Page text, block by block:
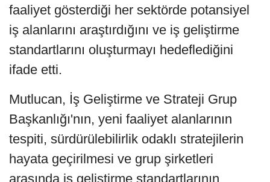
faaliyet gösterdiği her sektörde potansiyel
iş alanlarını araştırdığını ve iş geliştirme
standartlarını oluşturmayı hedeflediğini
ifade etti.
Mutlucan, İş Geliştirme ve Strateji Grup
Başkanlığı'nın, yeni faaliyet alanlarının
tespiti, sürdürülebilirlik odaklı stratejilerin
hayata geçirilmesi ve grup şirketleri
arasında iş geliştirme standartlarının